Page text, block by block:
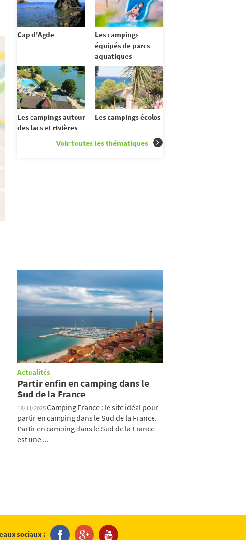
Cap d'Agde
Les campings
équipés de parcs
aquatiques
Les campings autour
des lacs et rivières
Les campings écolos
Voir toutes les thématiques
Actualités
Partir enfin en camping dans le
Sud de la France
18/11/2025Camping France : le site idéal pour
partir en camping dans le Sud de la France.
Partir en camping dans le Sud de la France
est une ...
sociaux :